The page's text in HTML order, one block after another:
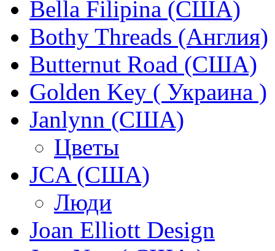
Bella Filipina (США)
Bothy Threads (Англия)
Butternut Road (США)
Golden Key ( Украина )
Janlynn (США)
Цветы
JCA (США)
Люди
Joan Elliott Design